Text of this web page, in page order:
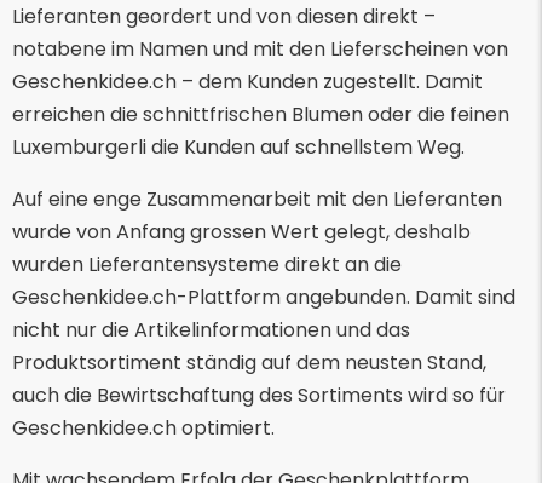
Lieferanten geordert und von diesen direkt –
notabene im Namen und mit den Lieferscheinen von
Geschenkidee.ch – dem Kunden zugestellt. Damit
erreichen die schnittfrischen Blumen oder die feinen
Luxemburgerli die Kunden auf schnellstem Weg.
Auf eine enge Zusammenarbeit mit den Lieferanten
wurde von Anfang grossen Wert gelegt, deshalb
wurden Lieferantensysteme direkt an die
Geschenkidee.ch-Plattform angebunden. Damit sind
nicht nur die Artikelinformationen und das
Produktsortiment ständig auf dem neusten Stand,
auch die Bewirtschaftung des Sortiments wird so für
Geschenkidee.ch optimiert.